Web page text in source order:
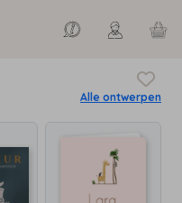
Alle ontwerpen